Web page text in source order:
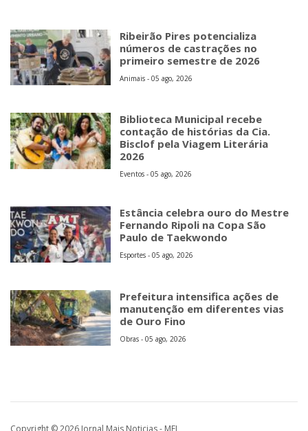
Ribeirão Pires potencializa
números de castrações no
primeiro semestre de 2026
Animais - 05 ago, 2026
Biblioteca Municipal recebe
contação de histórias da Cia.
Bisclof pela Viagem Literária
2026
Eventos - 05 ago, 2026
Estância celebra ouro do Mestre
Fernando Ripoli na Copa São
Paulo de Taekwondo
Esportes - 05 ago, 2026
Prefeitura intensifica ações de
manutenção em diferentes vias
de Ouro Fino
Obras - 05 ago, 2026
Copyright © 2026 Jornal Mais Noticias - MEI